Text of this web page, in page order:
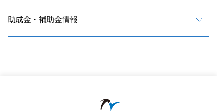
助成金・補助金情報